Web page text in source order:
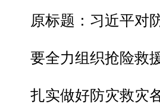
原标题：习近平对
要全力组织抢险救
扎实做好防灾救灾